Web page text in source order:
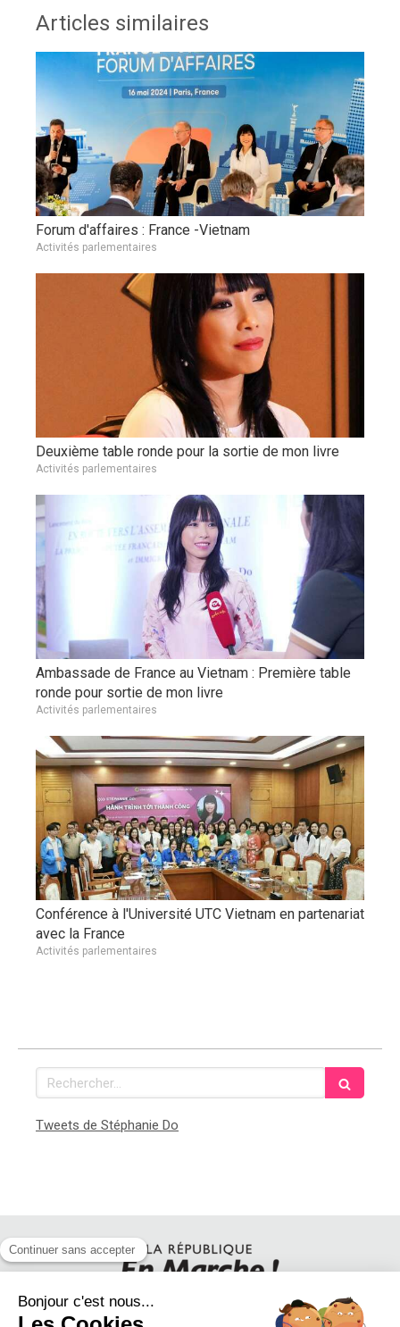
Articles similaires
Forum d'affaires : France -Vietnam
Activités parlementaires
Deuxième table ronde pour la sortie de mon livre
Activités parlementaires
Ambassade de France au Vietnam : Première table
ronde pour sortie de mon livre
Activités parlementaires
Conférence à l'Université UTC Vietnam en partenariat
avec la France
Activités parlementaires
Rechercher
Tweets de Stéphanie Do